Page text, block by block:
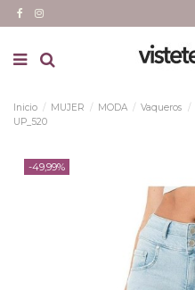
Inicio MUJER MODA Vaqueros
UP_520
-49,99%